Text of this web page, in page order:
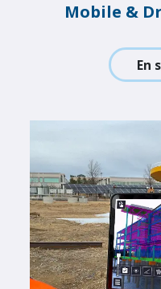
Mobile &
En